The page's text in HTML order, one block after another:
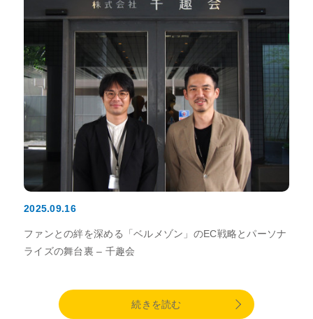
2025.09.16
ファンとの絆を深める「ベルメゾン」のEC戦略とパーソナ
ライズの舞台裏 – 千趣会
続きを読む